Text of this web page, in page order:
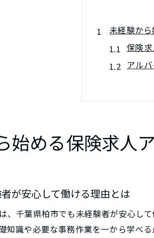
未経験か
保険
アル
主婦
未経
扶養内で働
保険
扶養
扶養
始める保険求人
が安心して働ける理由とは
、千葉県柏市でも未経験者が安心し
知識や必要な事務作業を一から学べ